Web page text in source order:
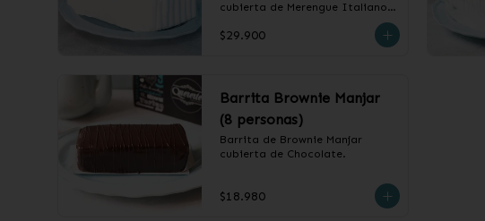
cubierta de Merengue Italiano.
❄️ Producto Congelado
$29.900
Barrita Brownie Manjar
(8 personas)
Barrita de Brownie Manjar
cubierta de Chocolate.
$18.980